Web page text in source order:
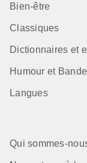
Bien-être
Classiques
Dictionnaires et
Humour et
Langues
Qui sommes-